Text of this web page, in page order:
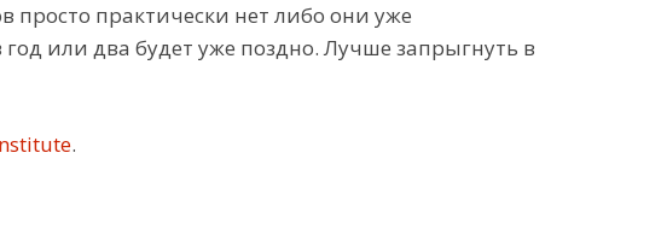
просто практически нет либо они уже
или два будет уже поздно. Лучше запрыгнуть в
.